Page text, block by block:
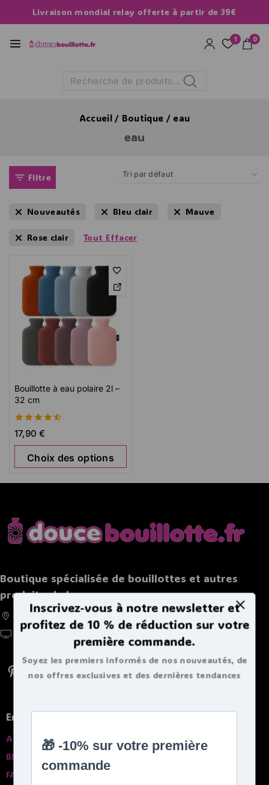
Livraison mondial relay offerte à partir de 39€
1 0
Recherche
Accueil / Boutique / eau
eau
Filtre
Nouveautés Bleu clair Mauve
Rose clair Tout Effacer
Bouillotte à eau polaire 2l –
32 cm
4.56
de 5
17,90 €
Choix des options
Boutique spécialisée de bouillottes et autres
produits chaleureux
France, Belgique, Suisse, Luxembourg
https://doucebouillote.fr
En savoir plus
A propros
Blog
FAQ
Inscrivez-vous à notre newsletter et
profitez de 10 % de réduction sur votre
première commande.
Soyez les premiers informés de nos nouveautés, de
nos offres exclusives et des dernières tendances